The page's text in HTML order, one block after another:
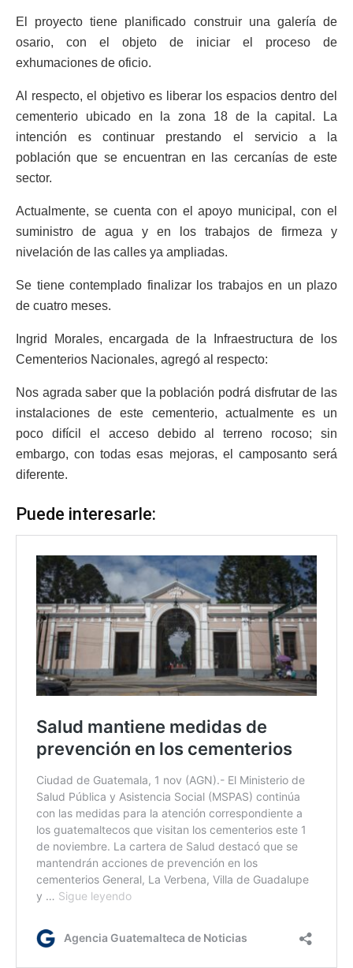
El proyecto tiene planificado construir una galería de
osario, con el objeto de iniciar el proceso de
exhumaciones de oficio.
Al respecto, el objetivo es liberar los espacios dentro del
cementerio ubicado en la zona 18 de la capital. La
intención es continuar prestando el servicio a la
población que se encuentran en las cercanías de este
sector.
Actualmente, se cuenta con el apoyo municipal, con el
suministro de agua y en los trabajos de firmeza y
nivelación de las calles ya ampliadas.
Se tiene contemplado finalizar los trabajos en un plazo
de cuatro meses.
Ingrid Morales, encargada de la Infraestructura de los
Cementerios Nacionales, agregó al respecto:
Nos agrada saber que la población podrá disfrutar de las
instalaciones de este cementerio, actualmente es un
poco difícil el acceso debido al terreno rocoso; sin
embargo, con todas esas mejoras, el camposanto será
diferente.
Puede interesarle: